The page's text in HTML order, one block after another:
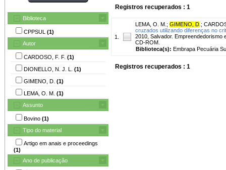
Biblioteca
CPPSUL (1)
Autor
CARDOSO, F. F. (1)
DIONELLO, N. J. L. (1)
GIMENO, D. (1)
LEMA, O. M. (1)
Assunto
Bovino (1)
Tipo do material
Artigo em anais e proceedings
(1)
Ano de publicação
Registros recuperados : 1
1.
LEMA, O. M. ; GIMENO, D ;
cruzados utilizando diferenças no
2010, Salvador.
CD-ROM.
Biblioteca(s): Embrapa Pecuária
Registros recuperados : 1